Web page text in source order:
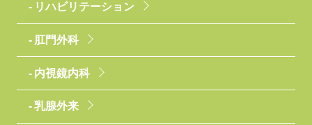
リハビリテーション
肛門外科
内視鏡内科
乳腺外来